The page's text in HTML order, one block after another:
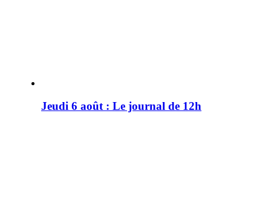
Jeudi 6 août : Le journal de 12h